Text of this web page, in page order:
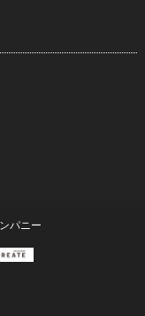
パニー